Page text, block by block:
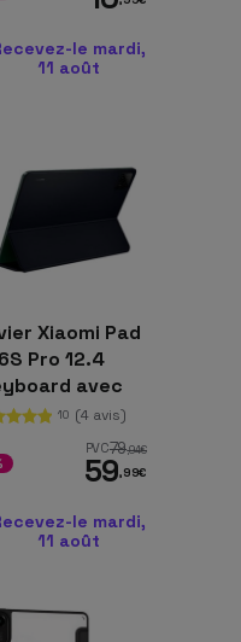
le mardi,
11 août
Xiaomi Pad
6S Pro 12.4
avec
Noir
10 (4 avis)
PVC79,94€
59,99€
le mardi,
11 août